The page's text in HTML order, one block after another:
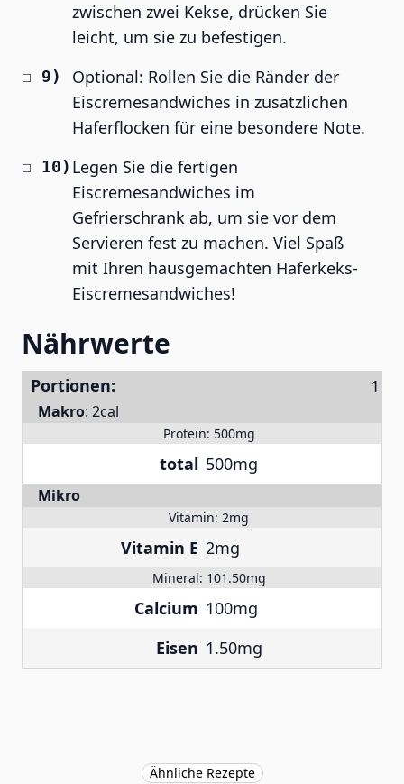
zwischen zwei Kekse, drücken Sie
leicht, um sie zu befestigen.
Optional: Rollen Sie die Ränder der
Eiscremesandwiches in zusätzlichen
Haferflocken für eine besondere Note.
Legen Sie die fertigen
Eiscremesandwiches im
Gefrierschrank ab, um sie vor dem
Servieren fest zu machen. Viel Spaß
mit Ihren hausgemachten Haferkeks-
Eiscremesandwiches!
Nährwerte
Portionen:
Makro: 2cal
Protein: 500mg
total 500mg
Mikro
Vitamin: 2mg
Vitamin E 2mg
Mineral: 101.50mg
Calcium 100mg
Eisen 1.50mg
Ähnliche Rezepte